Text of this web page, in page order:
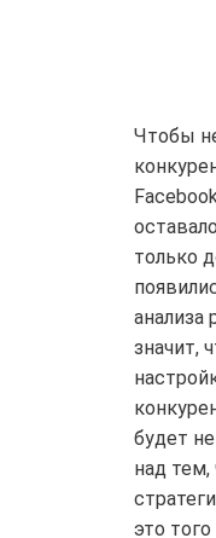
Чтобы
только
анализа
значит,
будет
над
это